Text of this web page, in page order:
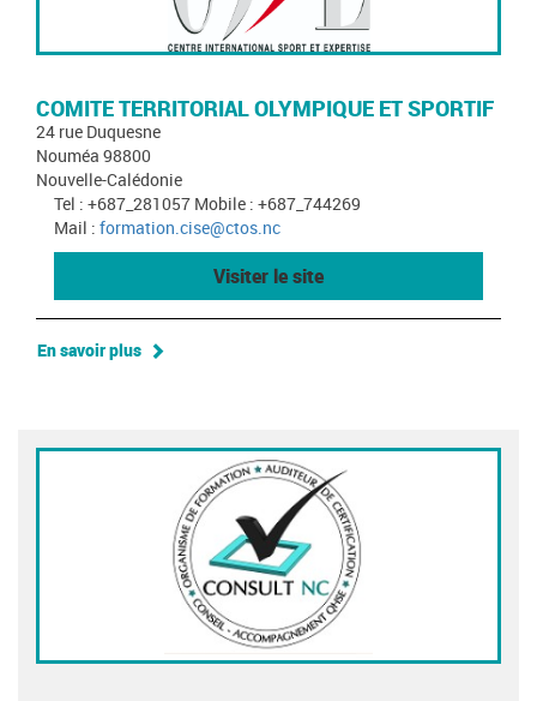
COMITE TERRITORIAL OLYMPIQUE ET SPORTIF
24 rue Duquesne
Nouméa 98800
Nouvelle-Calédonie
Tel : +687_281057 Mobile : +687_744269
Mail : formation.cise@ctos.nc
Visiter le site
En savoir plus